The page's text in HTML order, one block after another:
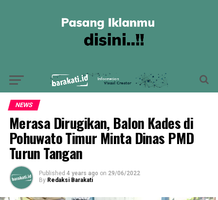
NEWS
Merasa Dirugikan, Balon Kades di
Pohuwato Timur Minta Dinas PMD
Turun Tangan
Published 4 years ago on 29/06/2022
By Redaksi Barakati